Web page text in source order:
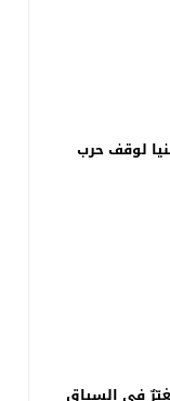
2025 سقفا زمنيا لوقف حرب
في السياق